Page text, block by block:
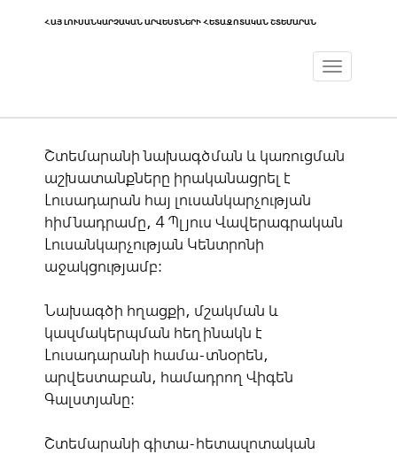
ՀԱՅ ԼՈՒՍԱՆԿԱՐՉԱԿԱՆ ԱՐՎԵՍՏՆԵՐԻ ՀԵՏԱԶՈՏԱԿԱՆ ՇՏԵՄԱՐԱՆ
Toggle
Շտեմարանի նախագծման և կառուցման
աշխատանքները իրականացրել է
Լուսադարան հայ լուսանկարչության
հիմնադրամը, 4 Պլյուս Վավերագրական
Լուսանկարչության Կենտրոնի
աջակցությամբ:
Նախագծի հղացքի, մշակման և
կազմակերպման հեղինակն է
Լուսադարանի համա-տնօրեն,
արվեստաբան, համադրող Վիգեն
Գալստյանը:
Շտեմարանի գիտա-հետազոտական